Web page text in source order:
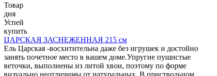
Товар
дня
Успей
купить
ЦАРСКАЯ ЗАСНЕЖЕННАЯ 215 см
Ель Царская -восхитительна даже без игрушек и достойно
занять почетное место в вашем доме.Упругие пушистые
веточки, выполнены из литой хвои, поэтому по форме
визуально неотличимы от натуральных. В приствольном